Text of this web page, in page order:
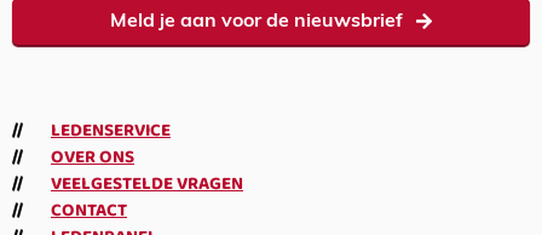
Meld je aan voor de nieuwsbrief
LEDENSERVICE
OVER ONS
VEELGESTELDE VRAGEN
CONTACT